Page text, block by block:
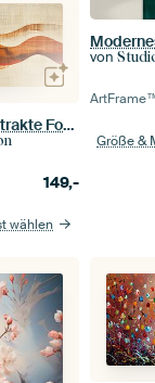
Skandinavische abstrakte Formen
149,-
wählen
von
Größe &